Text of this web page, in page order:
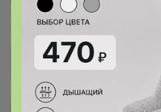
Новости
Прямая оплата! Развоз